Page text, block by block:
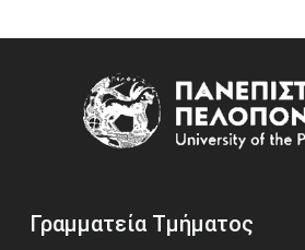
Γραμματεία Τμήματος